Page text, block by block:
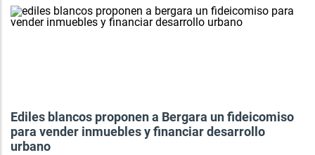
Ediles blancos proponen a Bergara un fideicomiso
para vender inmuebles y financiar desarrollo
urbano